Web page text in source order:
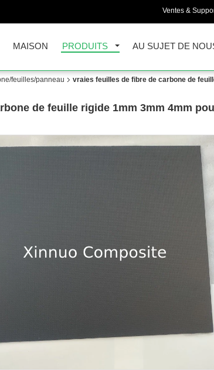
Ventes &
MAISON PRODUITS AU SUJET DE
feuilles/panneau
vraies feuilles de fibre de carbone de
de feuille rigide 1mm 3mm 4mm